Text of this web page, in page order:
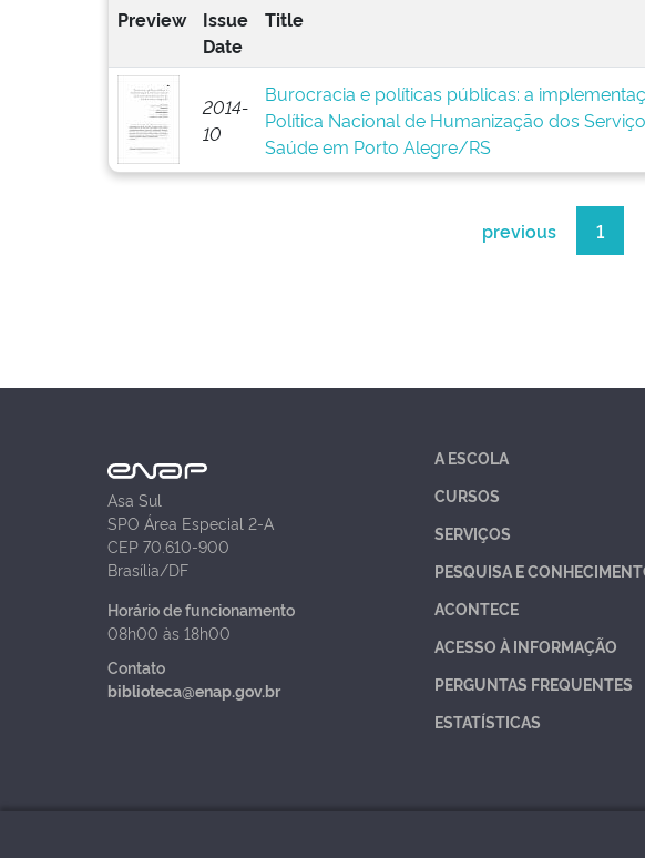
Preview
Issue
Date
Title
2014-
10
Burocracia e políticas públicas: a
Política Nacional de Humanização dos
Saúde em Porto Alegre/RS
previous 1
Asa Sul
SPO Área Especial 2-A
CEP 70.610-900
Brasília/DF
Horário de funcionamento
08h00 às 18h00
Contato
biblioteca@enap.gov.br
A ESCOLA
CURSOS
SERVIÇOS
PESQUISA E
ACONTECE
ACESSO À INFORMAÇÃO
PERGUNTAS FREQUENTES
ESTATÍSTICAS